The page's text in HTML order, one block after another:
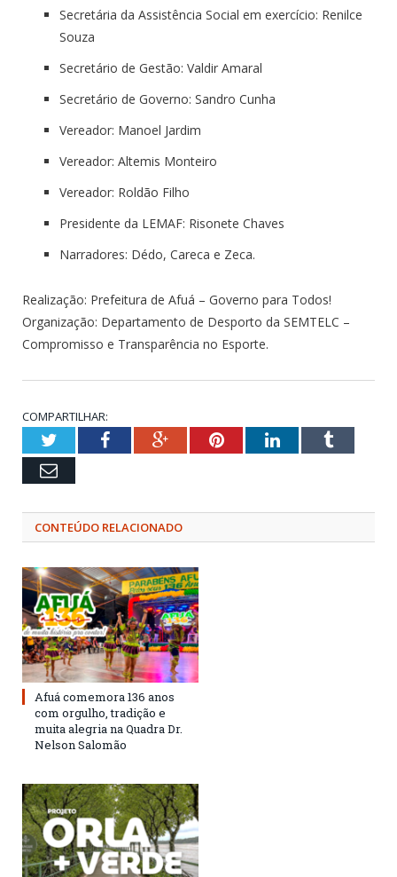
Secretária da Assistência Social em exercício: Renilce
Souza
Secretário de Gestão: Valdir Amaral
Secretário de Governo: Sandro Cunha
Vereador: Manoel Jardim
Vereador: Altemis Monteiro
Vereador: Roldão Filho
Presidente da LEMAF: Risonete Chaves
Narradores: Dédo, Careca e Zeca.
Realização: Prefeitura de Afuá – Governo para Todos!
Organização: Departamento de Desporto da SEMTELC –
Compromisso e Transparência no Esporte.
COMPARTILHAR:
TwitterFacebookGoogle+PinterestLinkedInTumblr
Email
CONTEÚDO RELACIONADO
Afuá comemora 136 anos
com orgulho, tradição e
muita alegria na Quadra Dr.
Nelson Salomão